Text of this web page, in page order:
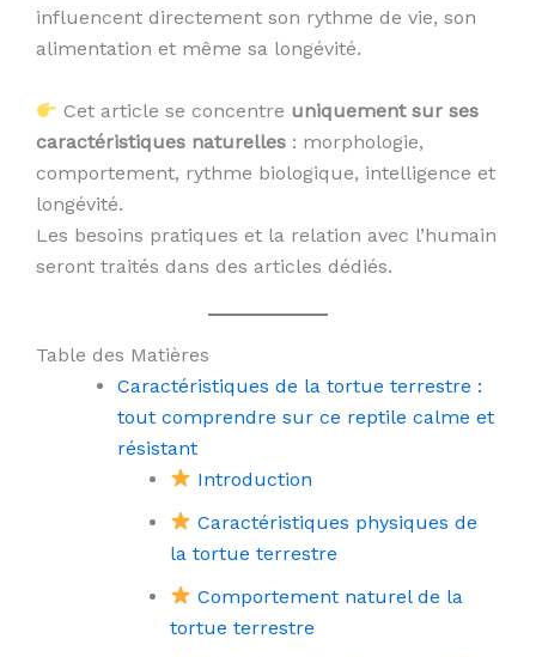
influencent directement son rythme de vie, son
alimentation et même sa longévité.
Cet article se concentre uniquement sur ses
caractéristiques naturelles : morphologie,
comportement, rythme biologique, intelligence et
longévité.
Les besoins pratiques et la relation avec l’humain
seront traités dans des articles dédiés.
Table des Matières
Caractéristiques de la tortue terrestre :
tout comprendre sur ce reptile calme et
résistant
Introduction
Caractéristiques physiques de
la tortue terrestre
Comportement naturel de la
tortue terrestre